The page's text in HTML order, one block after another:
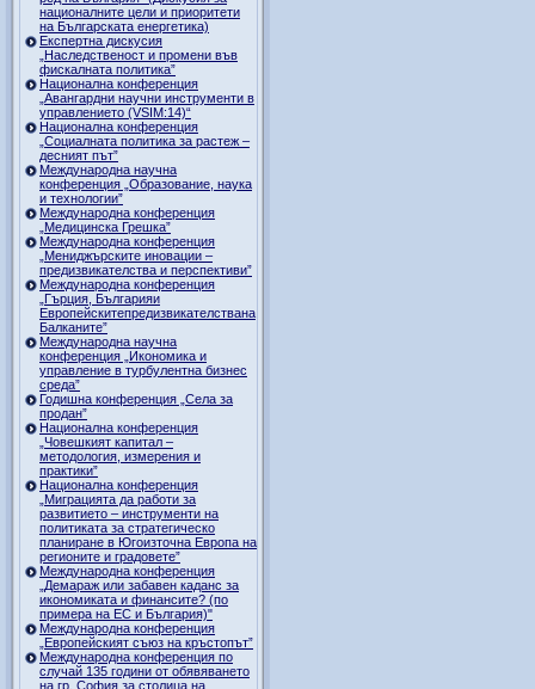
националните цели и приоритети
на Българската енергетика)
Експертна дискусия
„Наследственост и промени във
фискалната политика”
Национална конференция
„Авангардни научни инструменти в
управлението (VSIM:14)“
Национална конференция
„Социалната политика за растеж –
десният път”
Международна научна
конференция „Образование, наука
и технологии”
Международна конференция
„Медицинска Грешка”
Международна конференция
„Мениджърските иновации –
предизвикателства и перспективи”
Международна конференция
„Гърция, Българияи
Европейскитепредизвикателствана
Балканите”
Международна научна
конференция „Икономика и
управление в турбулентна бизнес
среда”
Годишна конференция „Селa за
продан”
Национална конференция
„Човешкият капитал –
методология, измерения и
практики”
Национална конференция
„Миграцията да работи за
развитието – инструменти на
политиката за стратегическо
планиране в Югоизточна Европа на
регионите и градовете”
Международна конференция
„Демараж или забавен каданс за
икономиката и финансите? (по
примера на ЕС и България)"
Международна конференция
„Европейският съюз на кръстопът”
Международна конференция по
случай 135 години от обявяването
на гр. София за столица на